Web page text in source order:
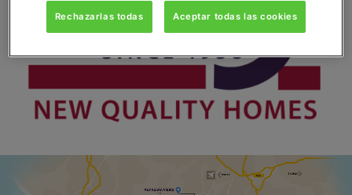
Rechazarlas todas Aceptar todas las cookies